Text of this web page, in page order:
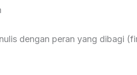
dengan peran yang dibagi